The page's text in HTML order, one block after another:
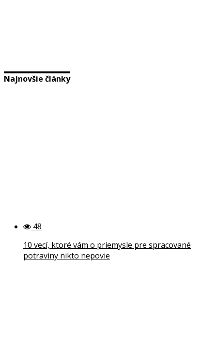
Najnovšie články
48
10 vecí, ktoré vám o priemysle pre spracované
potraviny nikto nepovie